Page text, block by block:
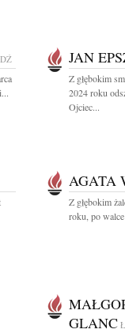
JAN
Z głębokim
2024 roku
Ojciec...
AGATA
Z głębokim
roku, po walce
GLANC